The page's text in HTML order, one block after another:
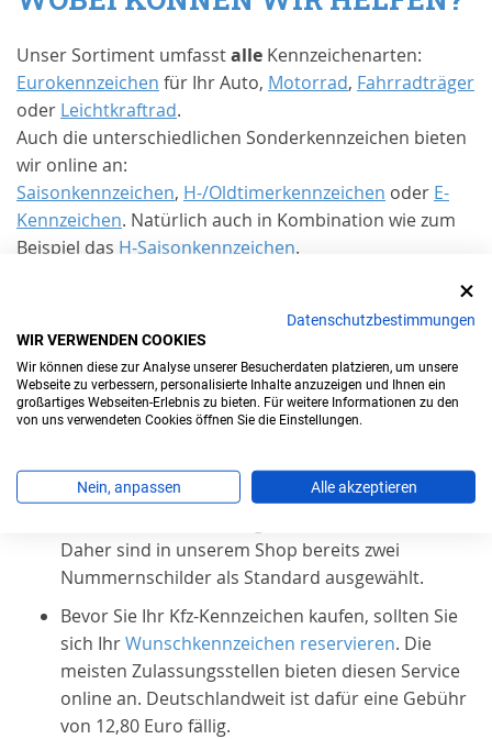
Unser Sortiment umfasstalle Kennzeichenarten:
Eurokennzeichen für Ihr Auto, Motorrad, Fahrradträger
oder Leichtkraftrad.
Auch die unterschiedlichen Sonderkennzeichen bieten
wir online an:
Saisonkennzeichen, H-/Oldtimerkennzeichen oder E-
Kennzeichen. Natürlich auch in Kombination wie zum
Beispiel das H-Saisonkennzeichen.
unserem Online-Shop. Alle in verschiedenenGrößen
und Farben
Durch unserenkostenlosenundschnellenVersand
können Sie Ihre neuen Kennzeichen meist bereits am
folgendes beachten:
Vergessen Sie nicht, dass Sie für Ihr Fahrzeug zwei
Daher sind in unserem Shop bereits zwei
Nummernschilder als Standard ausgewählt.
Bevor Sie Ihr Kfz-Kennzeichen kaufen, sollten Sie
sich IhrWunschkennzeichen reservieren. Die
meisten Zulassungsstellen bieten diesen Service
online an. Deutschlandweit ist dafür eine Gebühr
von 12,80 Euro fällig.
Datenschutzbestimmungen
WIR VERWENDEN COOKIES
Wir können diese zur Analyse unserer Besucherdaten platzieren, um unsere
Webseite zu verbessern, personalisierte Inhalte anzuzeigen und Ihnen ein
großartiges Webseiten-Erlebnis zu bieten. Für weitere Informationen zu den
von uns verwendeten Cookies öffnen Sie die Einstellungen.
Nein, anpassen Alle akzeptieren